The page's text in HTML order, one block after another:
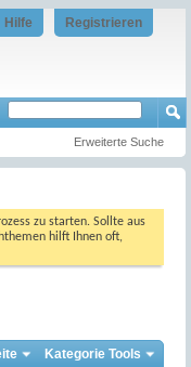
Registrieren
Hilfe
Erweiterte Suche
zu starten. Sollte aus
hilft Ihnen oft,
Kategorie Tools